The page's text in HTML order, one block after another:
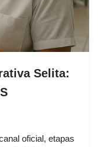
Selita:
oficial, etapas